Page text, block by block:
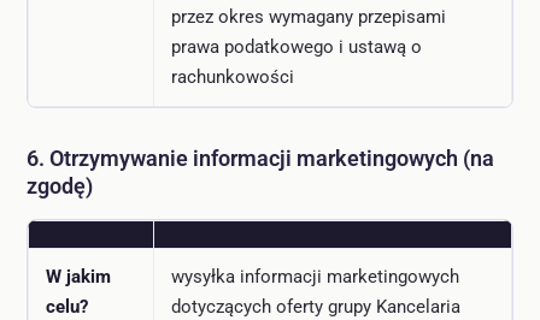
przez okres wymagany przepisami
prawa podatkowego i ustawą o
rachunkowości
6. Otrzymywanie informacji marketingowych (na
zgodę)
W jakim
celu?
wysyłka informacji marketingowych
dotyczących oferty grupy Kancelaria